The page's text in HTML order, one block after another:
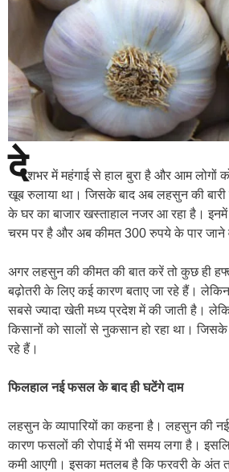
देशभर में महंगाई से हाल बुरा है और आम लोगों
खूब रुलाया था। जिसके बाद अब लहसुन की
के घर का बाजार खस्ताहाल नजर आ रहा है।
चरम पर है और अब कीमत 300 रुपये के पार जाने
अगर लहसुन की कीमत की बात करें तो कुछ ही
बढ़ोतरी के लिए कई कारण बताए जा रहे हैं।
सबसे ज्यादा खेती मध्य प्रदेश में की जाती है।
किसानों को सालों से नुकसान हो रहा था।
रहे हैं।
फिलहाल नई फसल के बाद ही घटेंगे दाम
लहसुन के व्यापारियों का कहना है। लहसुन की
कारण फसलों की रोपाई में भी समय लगा है।
कमी आएगी। इसका मतलब है कि फरवरी के